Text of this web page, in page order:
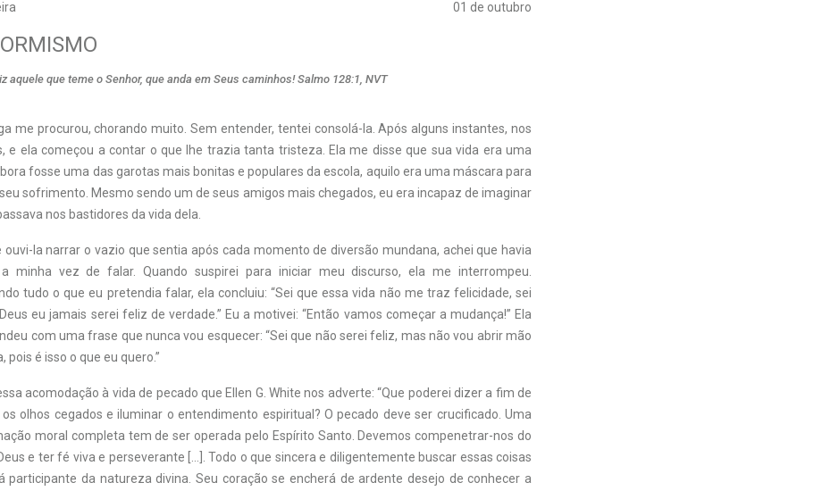
01 de outubro
aquele que teme o Senhor, que anda em Seus caminhos! Salmo 128:1, NVT
me procurou, chorando muito. Sem entender, tentei consolá-la. Após alguns instantes, nos
e ela começou a contar o que lhe trazia tanta tristeza. Ela me disse que sua vida era uma
fosse uma das garotas mais bonitas e populares da escola, aquilo era uma máscara para
sofrimento. Mesmo sendo um de seus amigos mais chegados, eu era incapaz de imaginar
nos bastidores da vida dela.
ouvi-la narrar o vazio que sentia após cada momento de diversão mundana, achei que havia
minha vez de falar. Quando suspirei para iniciar meu discurso, ela me interrompeu.
tudo o que eu pretendia falar, ela concluiu: “Sei que essa vida não me traz felicidade, sei
eu jamais serei feliz de verdade.” Eu a motivei: “Então vamos começar a mudança!” Ela
com uma frase que nunca vou esquecer: “Sei que não serei feliz, mas não vou abrir mão
pois é isso o que eu quero.”
acomodação à vida de pecado que Ellen G. White nos adverte: “Que poderei dizer a fim de
os olhos cegados e iluminar o entendimento espiritual? O pecado deve ser crucificado. Uma
moral completa tem de ser operada pelo Espírito Santo. Devemos compenetrar-nos do
e ter fé viva e perseverante […]. Todo o que sincera e diligentemente buscar essas coisas
participante da natureza divina. Seu coração se encherá de ardente desejo de conhecer a